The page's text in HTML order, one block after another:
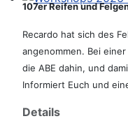
Workshops 2026
107er Reifen und
Recardo hat sich des
angenommen. Bei
die ABE dahin, und
Informiert Euch und
Details